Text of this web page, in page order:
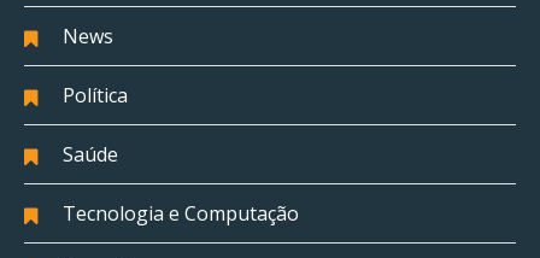
News
Política
Saúde
Tecnologia e Computação